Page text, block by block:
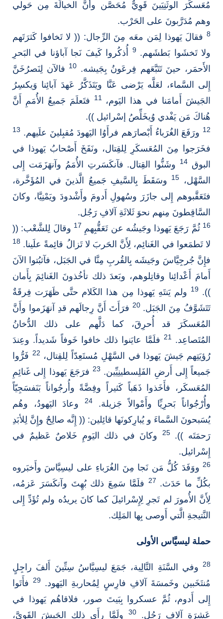
مُعَسكَرَ الوثَنِيَينَ قَوِيٌّ مُحَصَّن وأنَّ الخيالَةَ مِن حَولي
وهم مُدَرَّبونَ على الحَرْب.
8 فقالَ يَهوذا لِمَن معَه مِنَ الرِّجال: (( لا تَخافوا كَثرَتَهم
ولا تَخشَوا بَطشَهم.9 أُذكُروا كَيفَ نَجا آباؤنا في البَحرِ
الأَحمَر، حينَ تَتَبَّعَهم فِرعَونُ بِجَيشه. 10 فالآن لِنَصرُخَنَّ
إِلى السَّماء، لعَلَّه يَرْضى عَنَّا ويَتَذَكَّرُ عَهدَ آبائِنا وَيكسِرُ
الجَيشَ أَمامَنا في هذا اليَوم،11
فتَعلَمَ جَميعُ الأُمَمِ أَنَّ
هُناكَ مَن يَفْدي وُيخَلِّصُ إسْرائيل )).
12 ورَفَعَ الغُرَباءُ أَبْصارَهم فرأَوُا اليَهودَ مُقبِلينَ علَيهم. 13
فخَرَجوا مِنَ المُعَسكَرِ لِلقِتال، ونَفَخَ أَصْحابُ يَهوذا في
البوق 14
وشَنُّوا القِتال. فآنكَسَرتِ الأُمَمُ وآنهَزَمَت إِلى
السَّهْل،
15
وسَقَطَ بِالسَّيفِ جَميعُ الَّذينَ في المُؤَخَّرة،
فتَعَقَّبوهم إِلى جازَرَ وسُهولِ أَدومَ وأَشْدودَ ويَمْنِيَّا، وكانَ
السَّاقِطونَ مِنهم نحوَ ثَلاثَةِ آلافِ رَجُل.
16 ثُمَّ رَجَعَ يَهوذا وجَيشُه عن تَعَقُّبِهمِ 17 وقالَ لِلشَّعْب: ((
لا تَطمَعوا في الغَنائِم، لِأَنَّ الحَربَ لا تَزالُ قائِمةً علَينا. 18
فإِنَّ جُرجِيَّاسَ وجَيشَه بِالقُربِ مِنَّا في الجَبَل، فآثبُتوا الآنَ
أَمامَ أَعْدائِنا وقاتِلوهم، وبَعدَ ذلك تأخُذونَ الغَنائِمَ بِأَمان
)).
19 ولم يَنتَهِ يَهوذا مِن هذا الكَلام حتَّى ظَهَرَت فِرقَةٌ
تَتَشَوَّفُ مِنَ الجَبَل.20 فرَأَتَ أَنَّ رِجالَهم قدِ آنهَزَموا وأَنَّ
المُعَسكَرَ قد أُحرِقَ، كما دَلَّهم على ذلك الدُّخانُ
المُتَصاعِد.21 فلَمَّا عايَنوا ذلك خافوا خَوفاً شَديداً. وعِندَ
رُؤيَتِهم جَيشَ يَهوذا في السَّهْلِ مُستَعِدّاً لِلقِتال، 22 فَرُّوا
جَميعاً إِلى أَرضِ الفَلِسطينِيِّين. 23 فرَجَعَ يَهوذا إِلى غَنائِمِ
المُعَسكَر، فأَخَذوا ذَهَباً كَثيراً وفِضَّةً وأُرجُواناً بَنَفسَجِيّاً
وأُرْجُواناً بَحرِيِّا وأَمْوالاً جَزيلة.
24وعادَ اليَهودُ، وهُم
يُسَبحونَ السَّماءَ و يُبارِكونَها قائِلين: (( إِنَّه صالِحٌ وإِنَّ لِلأبَدِ
رَحمَتَه )).25
وكانَ في ذلك اليَومِ خَلاصٌ عَظيمٌ في
إِسْرائيل.
26 ووَفَدَ كُلُّ مَن نَجا مِنَ الغُرَباءِ على ليسِيَّاسَ وأَخبَروه
بكُلِّ ما حَدَث. 27 فلَمَّا سَمِعَ ذلك بُهِتَ وآنكَسَرَ عَزمُه،
لِأَنَّ الأُمورَ لم تَجرِ لِإِسْرائيلَ كما كانَ يريدُه ولم تُؤَدِّ إِلى
النَّتيجةِ الَّتي أَوصى بِها المَلِك.
حملة ليسيَّاس الأولى
28 وفي السَّنَةِ التَّالِية، جَمَعَ ليسِيَّاسُ سِتِّينَ أَلفَ راجِلٍ
مُنتَخَبين وخَمسَةَ آلافِ فارِسٍ لِمُحاربةِ اليَهود. 29فأَتَوا
إِلى أَدوم، ثُمَّ عسكروا بِبَيتَ صور، فلاقاهُم يَهوذا في
عَشرَةِ آلافِ رَجُل.
30 ولَمَّا رأَى ذلك الجَيشَ القَوِيَّ،